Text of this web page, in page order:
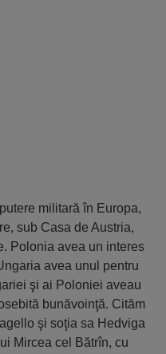
militară în Europa,
sub Casa de Austria,
Polonia avea un interes
avea unul pentru
şi ai Poloniei aveau
bunăvoinţă. Cităm
şi soţia sa Hedviga
Mircea cel Bătrîn, cu